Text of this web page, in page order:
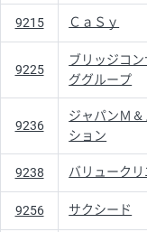
9215 ＣａＳｙ
9225
ブリッジコ
ググループ
9236
ジャパンＭ
ション
9238 バリューク
9256 サクシード